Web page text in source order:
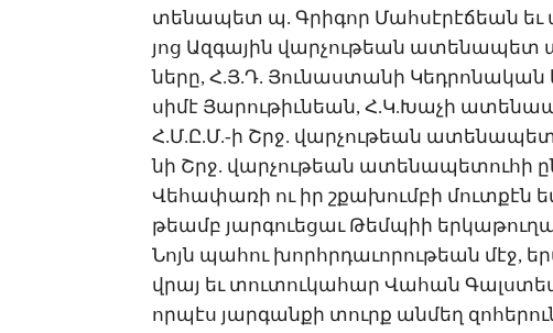
տե­նա­պետ պ. Գ­րի­գոր ­Մահ­սէ­րէ­ճեան
յոց Ազ­գա­յին վար­չու­թեան
նե­րը, Հ.Յ.Դ. ­Յու­նաս­տա­նի ­Կեդ­րո­նա­կան
սի­մէ ­Յա­րու­թիւ­նեան, Հ.Կ.­Խա­չի
Հ.Մ.Ը.Մ.-ի Շրջ. վար­չու­թեան
նի Շրջ. վար­չու­թեան ա­տե­նա­պե­տու­հի
­Վե­հա­փա­ռի ու իր շքա­խում­բի մուտ­քէն
թեամբ յար­գո­ւե­ցաւ ­Թեմ­պիի
Նոյն պա­հու խորհր­դա­ւո­րու­թեան մէջ,
վրայ եւ տու­տու­կա­հար ­Վա­հան
որ­պէս յար­գան­քի տուրք ան­մեղ